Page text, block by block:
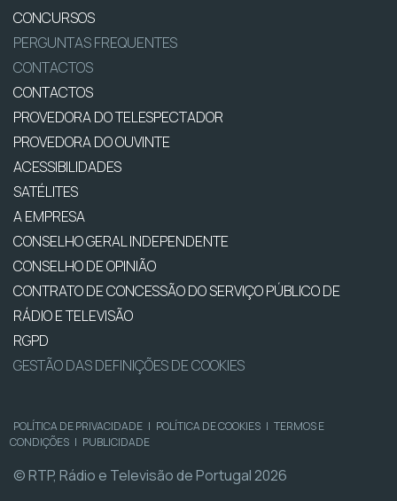
CONCURSOS
PERGUNTAS FREQUENTES
CONTACTOS
CONTACTOS
PROVEDORA DO TELESPECTADOR
PROVEDORA DO OUVINTE
ACESSIBILIDADES
SATÉLITES
A EMPRESA
CONSELHO GERAL INDEPENDENTE
CONSELHO DE OPINIÃO
CONTRATO DE CONCESSÃO DO SERVIÇO PÚBLICO DE
RÁDIO E TELEVISÃO
RGPD
GESTÃO DAS DEFINIÇÕES DE COOKIES
POLÍTICA DE PRIVACIDADE | POLÍTICA DE COOKIES | TERMOS E
CONDIÇÕES | PUBLICIDADE
© RTP, Rádio e Televisão de Portugal 2026